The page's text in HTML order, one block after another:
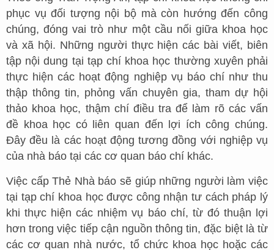
phục vụ đối tượng nội bộ mà còn hướng đến công
chúng, đóng vai trò như một cầu nối giữa khoa học
và xã hội. Những người thực hiện các bài viết, biên
tập nội dung tại tạp chí khoa học thường xuyên phải
thực hiện các hoạt động nghiệp vụ báo chí như thu
thập thông tin, phỏng vấn chuyên gia, tham dự hội
thảo khoa học, thậm chí điều tra để làm rõ các vấn
đề khoa học có liên quan đến lợi ích công chúng.
Đây đều là các hoạt động tương đồng với nghiệp vụ
của nhà báo tại các cơ quan báo chí khác.
Việc cấp Thẻ Nhà báo sẽ giúp những người làm việc
tại tạp chí khoa học được công nhận tư cách pháp lý
khi thực hiện các nhiệm vụ báo chí, từ đó thuận lợi
hơn trong việc tiếp cận nguồn thông tin, đặc biệt là từ
các cơ quan nhà nước, tổ chức khoa học hoặc các